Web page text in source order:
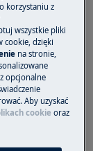
rozłożenia
korzystaniu z
wszystkie pliki
cookie, dzięki
na stronie,
opcjonalne
Aby uzyskać
cookie oraz